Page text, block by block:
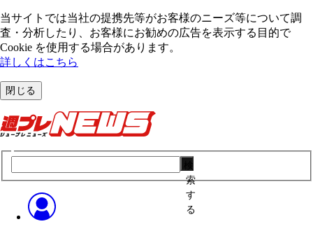
当サイトでは当社の提携先等がお客様のニーズ等について調
査・分析したり、お客様にお勧めの広告を表⽰する⽬的で
Cookie を使⽤する場合があります。
詳しくはこちら
閉じる
索
す
る